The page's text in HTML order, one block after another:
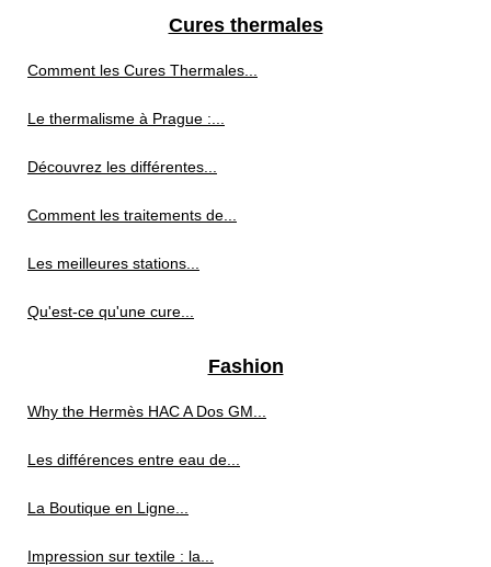
Cures thermales
Comment les Cures Thermales...
Le thermalisme à Prague :...
Découvrez les différentes...
Comment les traitements de...
Les meilleures stations...
Qu'est-ce qu'une cure...
Fashion
Why the Hermès HAC A Dos GM...
Les différences entre eau de...
La Boutique en Ligne...
Impression sur textile : la...